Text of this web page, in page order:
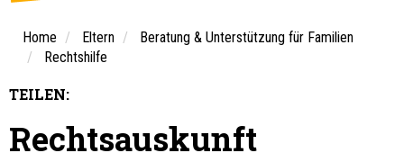
Home Eltern
Beratung & Unterstützung für Familien
Rechtshilfe
TEILEN:
Rechtsauskunft